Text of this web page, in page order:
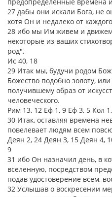
27 дабы они искали Бога, не
хотя Он и недалеко от
28 ибо мы Им живем и
некоторые из ваших
род".
Ис 40, 18
29 Итак мы, будучи родом
Божество подобно золоту,
получившему образ от
человеческого.
Рим 13, 12 Еф 1, 9 Еф 3, 5 Кол
30 Итак, оставляя времена
повелевает людям всем
Деян 2, 24 Деян 3, 15 Деян 4,
9
31 ибо Он назначил день, в
вселенную, посредством
подав удостоверение всем,
32 Услышав о воскресении